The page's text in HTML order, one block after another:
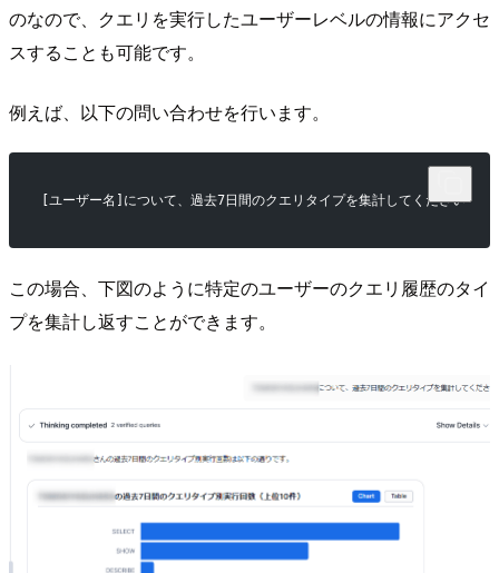
のなので、クエリを実行したユーザーレベルの情報にアクセ
スすることも可能です。
例えば、以下の問い合わせを行います。
[ユーザー名]について、過去7日間のクエリタイプを集計してください
この場合、下図のように特定のユーザーのクエリ履歴のタイ
プを集計し返すことができます。